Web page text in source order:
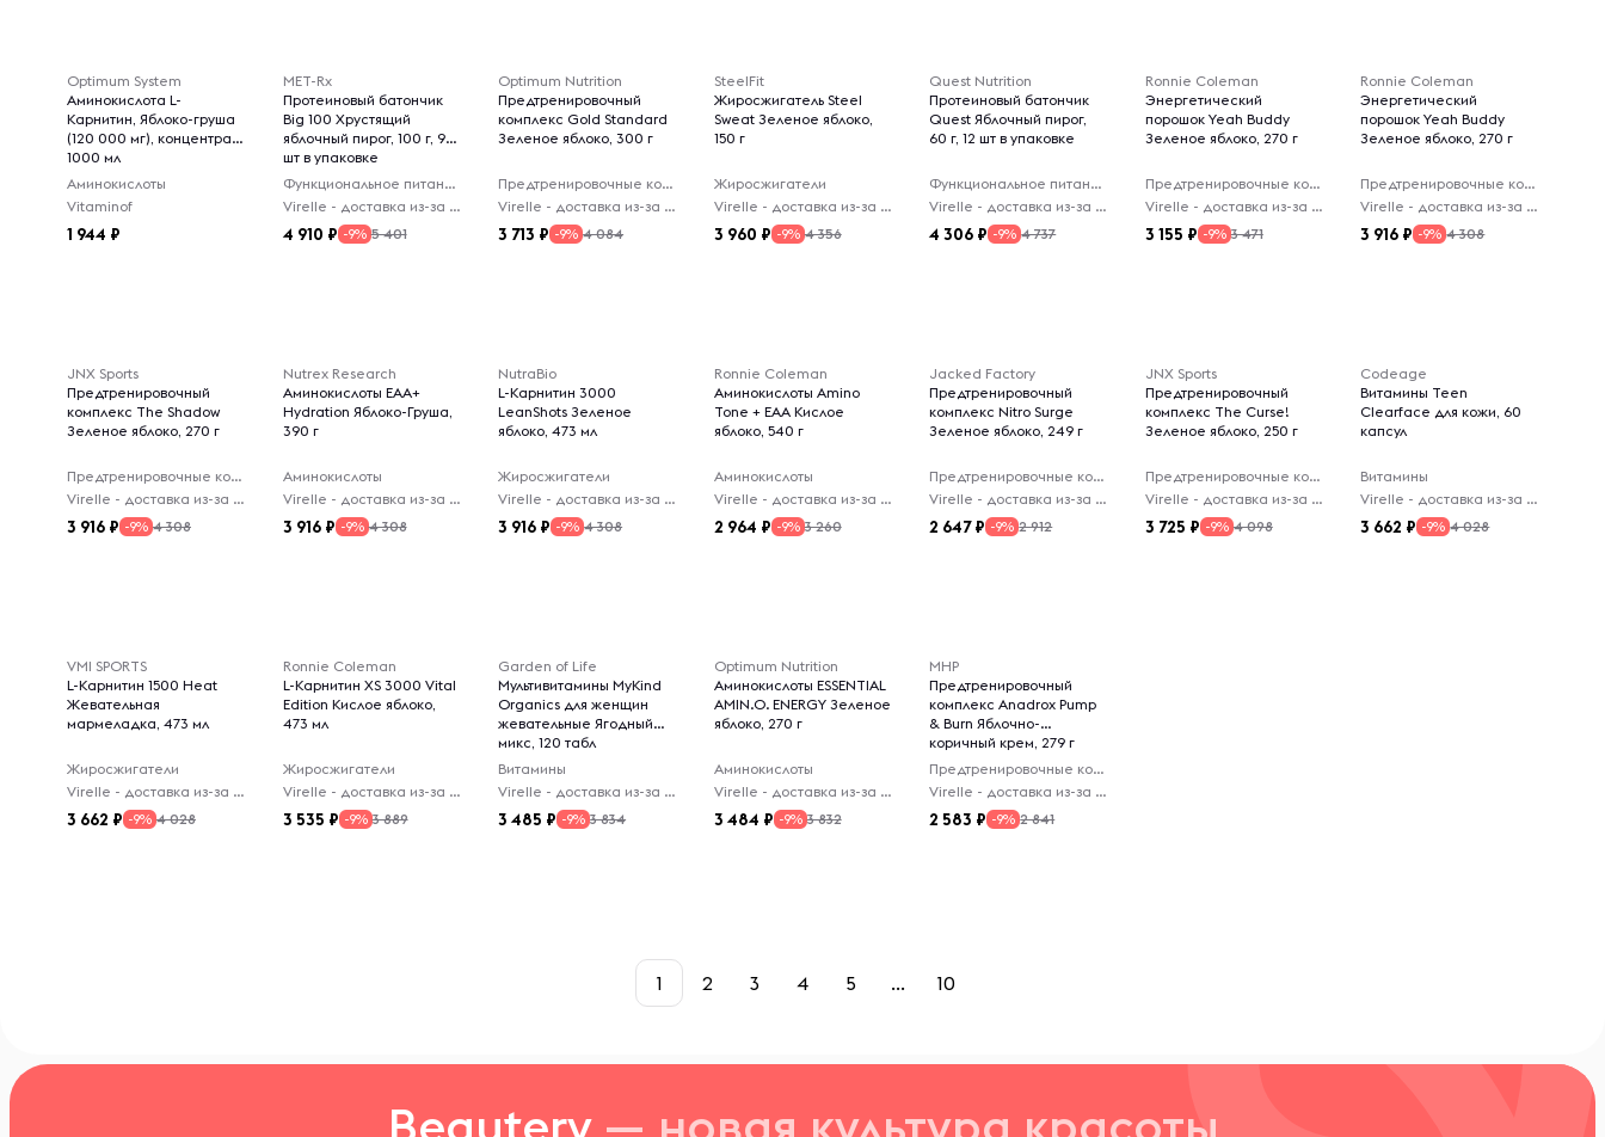
Optimum System
Аминокислота L-
Карнитин, Яблоко-груша
(120 000 мг), концентрат,
1000 мл
Аминокислоты
Vitaminof
1 944
MET-Rx
Протеиновый батончик
Big 100 Хрустящий
яблочный пирог, 100 г, 9
шт в упаковке
Функциональное питание
Virelle - доставка из-за рубежа
4 910 -9% 5 401
Optimum Nutrition
Предтренировочный
комплекс Gold Standard
Зеленое яблоко, 300 г
Предтренировочные комплексы
Virelle - доставка из-за рубежа
3 713 -9% 4 084
SteelFit
Жиросжигатель Steel
Sweat Зеленое яблоко,
150 г
Жиросжигатели
Virelle - доставка из-за рубежа
3 960 -9% 4 356
Quest Nutrition
Протеиновый батончик
Quest Яблочный пирог,
60 г, 12 шт в упаковке
Функциональное питание
Virelle - доставка из-за рубежа
4 306 -9% 4 737
Ronnie Coleman
Энергетический
порошок Yeah Buddy
Зеленое яблоко, 270 г
Предтренировочные комплексы
Virelle - доставка из-за рубежа
3 155 -9% 3 471
Ronnie Coleman
Энергетический
порошок Yeah Buddy
Зеленое яблоко, 270 г
Предтренировочные комплексы
Virelle - доставка из-за рубежа
3 916 -9% 4 308
JNX Sports
Предтренировочный
комплекс The Shadow
Зеленое яблоко, 270 г
Предтренировочные комплексы
Virelle - доставка из-за рубежа
3 916 -9% 4 308
Nutrex Research
Аминокислоты EAA+
Hydration Яблоко-Груша,
390 г
Аминокислоты
Virelle - доставка из-за рубежа
3 916 -9% 4 308
NutraBio
L-Карнитин 3000
LeanShots Зеленое
яблоко, 473 мл
Жиросжигатели
Virelle - доставка из-за рубежа
3 916 -9% 4 308
Ronnie Coleman
Аминокислоты Amino
Tone + EAA Кислое
яблоко, 540 г
Аминокислоты
Virelle - доставка из-за рубежа
2 964 -9% 3 260
Jacked Factory
Предтренировочный
комплекс Nitro Surge
Зеленое яблоко, 249 г
Предтренировочные комплексы
Virelle - доставка из-за рубежа
2 647 -9% 2 912
JNX Sports
Предтренировочный
комплекс The Curse!
Зеленое яблоко, 250 г
Предтренировочные комплексы
Virelle - доставка из-за рубежа
3 725 -9% 4 098
Codeage
Витамины Teen
Clearface для кожи, 60
капсул
Витамины
Virelle - доставка из-за рубежа
3 662 -9% 4 028
VMI SPORTS
L-Карнитин 1500 Heat
Жевательная
мармеладка, 473 мл
Жиросжигатели
Virelle - доставка из-за рубежа
3 662 -9% 4 028
Ronnie Coleman
L-Карнитин XS 3000 Vital
Edition Кислое яблоко,
473 мл
Жиросжигатели
Virelle - доставка из-за рубежа
3 535 -9% 3 889
Garden of Life
Мультивитамины MyKind
Organics для женщин
жевательные Ягодный
микс, 120 табл
Витамины
Virelle - доставка из-за рубежа
3 485 -9% 3 834
Optimum Nutrition
Аминокислоты ESSENTIAL
AMIN.O. ENERGY Зеленое
яблоко, 270 г
Аминокислоты
Virelle - доставка из-за рубежа
3 484 -9% 3 832
MHP
Предтренировочный
комплекс Anadrox Pump
& Burn Яблочно-
коричный крем, 279 г
Предтренировочные комплексы
Virelle - доставка из-за рубежа
2 583 -9% 2 841
1 2 3 4 5 ... 10